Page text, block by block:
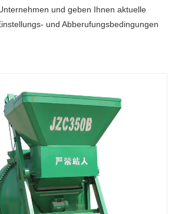
und geben Ihnen aktuelle
und Abberufungsbedingungen